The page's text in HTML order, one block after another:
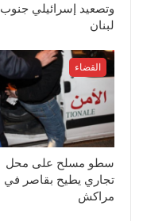
وتصعيد إسرائيلي جنوب
لبنان
القضاء
سطو مسلح على محل
تجاري يطيح بقاصر في
مراكش